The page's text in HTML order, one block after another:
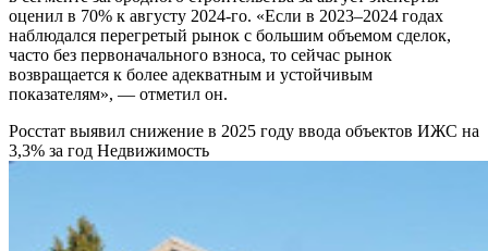
оценил в 70% к августу 2024-го. «Если в 2023–2024 годах
наблюдался перегретый рынок с большим объемом сделок,
часто без первоначального взноса, то сейчас рынок
возвращается к более адекватным и устойчивым
показателям», — отметил он.
Росстат выявил снижение в 2025 году ввода объектов ИЖС на
3,3% за год Недвижимость